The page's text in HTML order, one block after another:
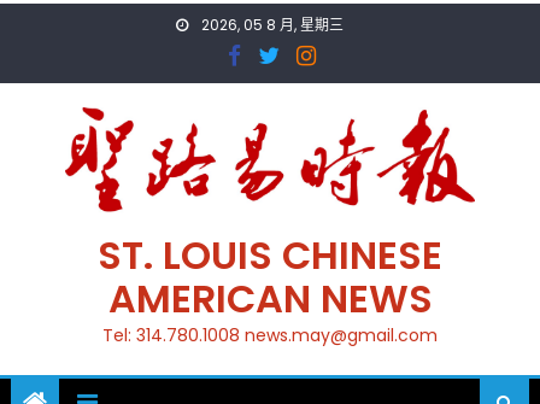
2026, 05 8 月, 星期三
ST. LOUIS CHINESE
AMERICAN NEWS
Tel: 314.780.1008 news.may@gmail.com